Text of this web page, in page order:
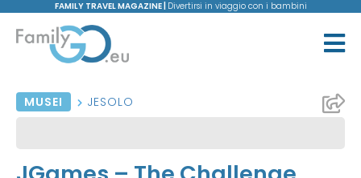
FAMILY TRAVEL MAGAZINE | Divertirsi in viaggio con i bambini
MUSEI JESOLO